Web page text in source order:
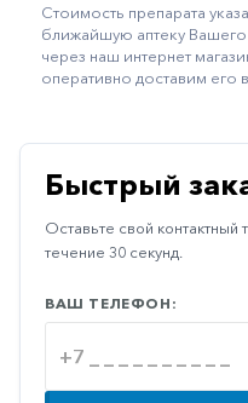
Остеопороз
Офтальмология
Противовирусные
Противоопухолевые
Стоимость препарата
ближайшую аптеку
через наш интернет
оперативно доставим его
Быстрый
Оставьте свой
течение 30 секунд.
ВАШ ТЕЛЕФОН: